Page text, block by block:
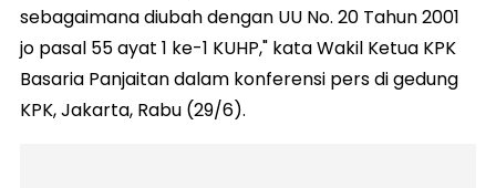
sebagaimana diubah dengan UU No. 20 Tahun 2001
jo pasal 55 ayat 1 ke-1 KUHP," kata Wakil Ketua KPK
Basaria Panjaitan dalam konferensi pers di gedung
KPK, Jakarta, Rabu (29/6).